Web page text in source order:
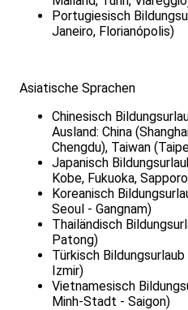
Portugiesisch
Janeiro, Florianópolis)
Asiatische Sprachen
Chinesisch
Ausland: China
Chengdu), Taiwan
Japanisch
Kobe, Fukuoka,
Koreanisch
Seoul - Gangnam)
Thailändisch
Patong)
Türkisch
Izmir)
Vietnamesisch
Minh-Stadt - Saigon)